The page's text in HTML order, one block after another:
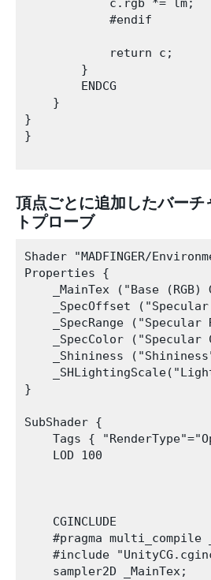
            c.rgb *= lm;
            #endif
            return c;
        }
        ENDCG
    }
}
}
頂点ごとに追加したバーチ
トプローブ
Shader "MADFINGER/
Properties {
_MainTex ("Base (RGB)
_SpecOffset
_SpecRange ("Specular
_SpecColor ("Specular
_Shininess
}
SubShader {
Tags {
    LOD 100
    CGINCLUDE
#pragma multi_compile
#include
    sampler2D _MainTex;